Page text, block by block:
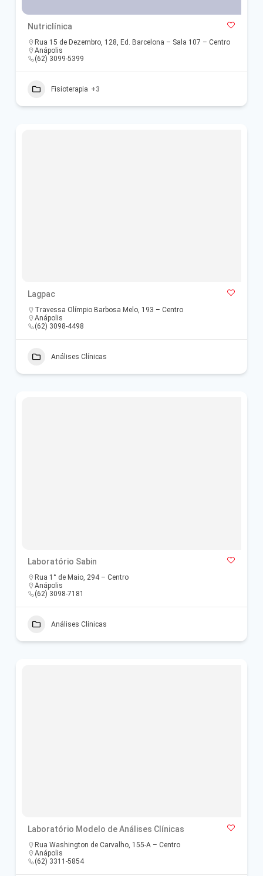
Nutriclínica
Rua 15 de Dezembro, 128, Ed. Barcelona – Sala 107 – Centro
Anápolis
(62) 3099-5399
Fisioterapia +3
Lagpac
Travessa Olímpio Barbosa Melo, 193 – Centro
Anápolis
(62) 3098-4498
Análises Clínicas
Laboratório Sabin
Rua 1° de Maio, 294 – Centro
Anápolis
(62) 3098-7181
Análises Clínicas
Laboratório Modelo de Análises Clínicas
Rua Washington de Carvalho, 155-A – Centro
Anápolis
(62) 3311-5854